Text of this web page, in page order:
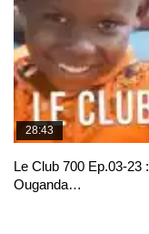
28:43
Le Club 700 Ep.03-23
Ouganda…